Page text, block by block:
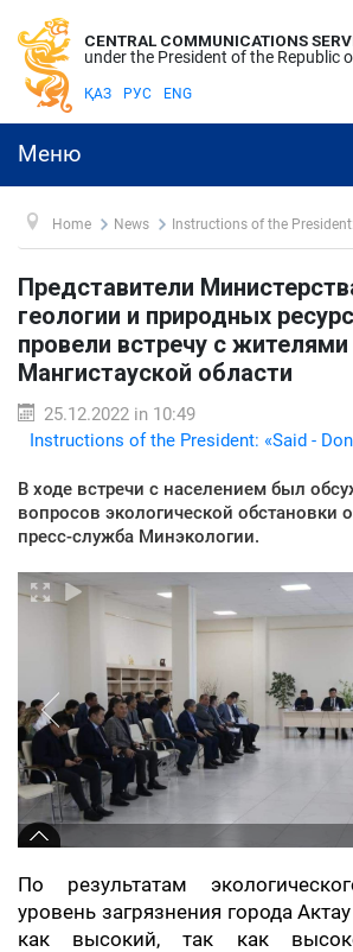
CENTRAL COMMUNICATIONS
under the President of the Republic
ҚАЗ РУС ENG
Меню
Home News Instructions of the
Представители
геологии и природных
провели встречу с жителями
Мангистауской области
25.12.2022 in 10:49
Instructions of the President: «Said -
В ходе встречи с населением был
вопросов экологической обстановки
пресс-служба Минэкологии.
По результатам
уровень загрязнения города Актау
как высокий, так как